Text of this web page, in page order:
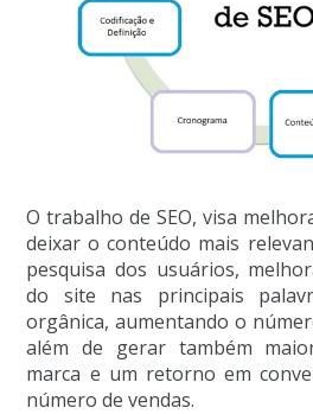
O trabalho de SEO, visa
deixar o conteúdo mais
pesquisa dos usuários,
do site nas principais
orgânica, aumentando o
além de gerar também
marca e um retorno em
número de vendas.